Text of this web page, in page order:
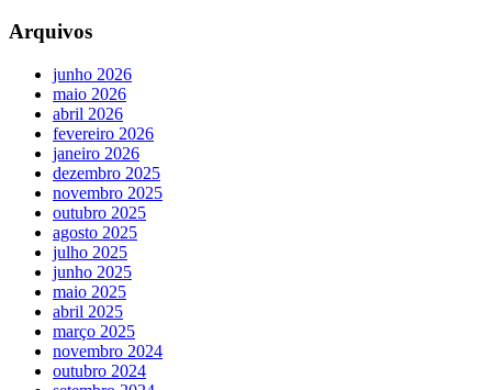
Arquivos
junho 2026
maio 2026
abril 2026
fevereiro 2026
janeiro 2026
dezembro 2025
novembro 2025
outubro 2025
agosto 2025
julho 2025
junho 2025
maio 2025
abril 2025
março 2025
novembro 2024
outubro 2024